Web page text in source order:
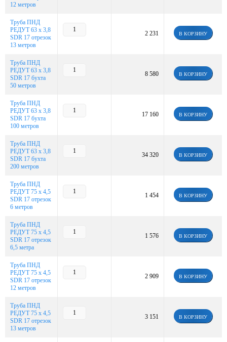
12 метров
Труба ПНД
РЕДУТ 63 х 3,8
SDR 17 отрезок
13 метров
2 231 В КОРЗИНУ
Труба ПНД
РЕДУТ 63 х 3,8
SDR 17 бухта
50 метров
8 580 В КОРЗИНУ
Труба ПНД
РЕДУТ 63 х 3,8
SDR 17 бухта
100 метров
17 160 В КОРЗИНУ
Труба ПНД
РЕДУТ 63 х 3,8
SDR 17 бухта
200 метров
34 320 В КОРЗИНУ
Труба ПНД
РЕДУТ 75 х 4,5
SDR 17 отрезок
6 метров
1 454 В КОРЗИНУ
Труба ПНД
РЕДУТ 75 х 4,5
SDR 17 отрезок
6,5 метра
1 576 В КОРЗИНУ
Труба ПНД
РЕДУТ 75 х 4,5
SDR 17 отрезок
12 метров
2 909 В КОРЗИНУ
Труба ПНД
РЕДУТ 75 х 4,5
SDR 17 отрезок
13 метров
3 151 В КОРЗИНУ